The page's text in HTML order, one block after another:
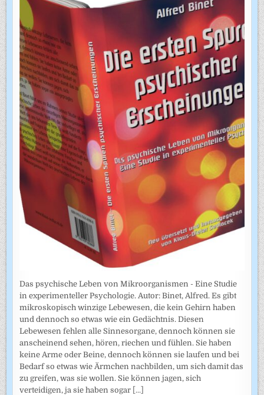
Das psychische Leben von Mikroorganismen - Eine Studie
in experimenteller Psychologie. Autor: Binet, Alfred. Es gibt
mikroskopisch winzige Lebewesen, die kein Gehirn haben
und dennoch so etwas wie ein Gedächtnis. Diesen
Lebewesen fehlen alle Sinnesorgane, dennoch können sie
anscheinend sehen, hören, riechen und fühlen. Sie haben
keine Arme oder Beine, dennoch können sie laufen und bei
Bedarf so etwas wie Ärmchen nachbilden, um sich damit das
zu greifen, was sie wollen. Sie können jagen, sich
verteidigen, ja sie haben sogar [...]